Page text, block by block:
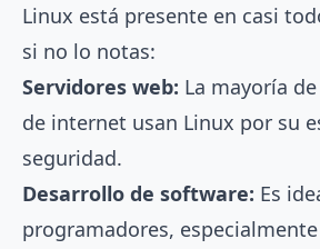
Linux está presente en casi
si no lo notas:
Servidores web: La mayoría
de internet usan Linux por su
seguridad.
Desarrollo de software: Es
programadores, especialmente